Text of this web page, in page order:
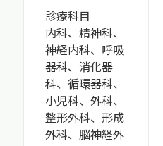
診療科目
内科、精神科、
神経内科、呼吸
器科、消化器
科、循環器科、
小児科、外科、
整形外科、形成
外科、脳神経外